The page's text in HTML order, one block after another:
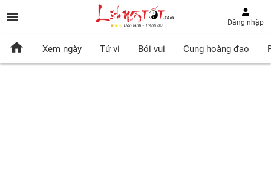
Đăng nhập
Xem ngày Tử vi Bói vui Cung hoàng đạo